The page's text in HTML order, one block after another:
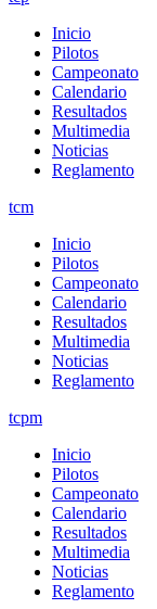
Inicio
Pilotos
Campeonato
Calendario
Resultados
Multimedia
Noticias
Reglamento
tcm
Inicio
Pilotos
Campeonato
Calendario
Resultados
Multimedia
Noticias
Reglamento
tcpm
Inicio
Pilotos
Campeonato
Calendario
Resultados
Multimedia
Noticias
Reglamento